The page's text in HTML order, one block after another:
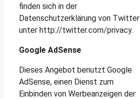
finden sich in der
Datenschutzerklärung von Twitter
unter http://twitter.com/privacy.
Google AdSense
Dieses Angebot benutzt Google
AdSense, einen Dienst zum
Einbinden von Werbeanzeigen der